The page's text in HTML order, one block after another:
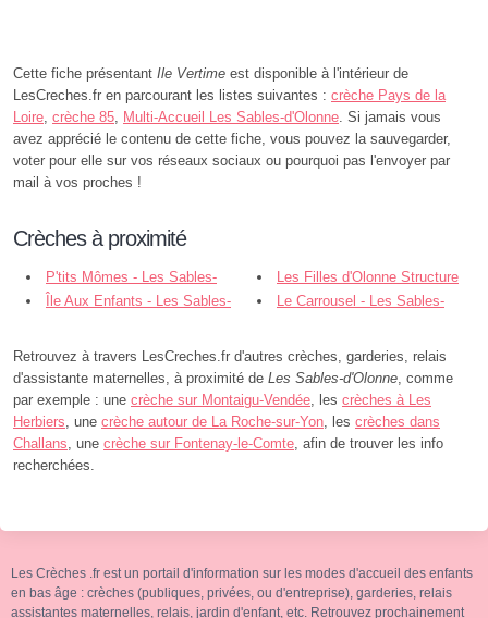
Cette fiche présentant Ile Vertime est disponible à l'intérieur de
LesCreches.fr en parcourant les listes suivantes : crèche Pays de la
Loire, crèche 85, Multi-Accueil Les Sables-d'Olonne. Si jamais vous
avez apprécié le contenu de cette fiche, vous pouvez la sauvegarder,
voter pour elle sur vos réseaux sociaux ou pourquoi pas l'envoyer par
mail à vos proches !
Crèches à proximité
P'tits Mômes - Les Sables-
d'Olonne
Les Filles d'Olonne Structure
Baby Momes - Les Sables-d'Olonne
Île Aux Enfants - Les Sables-
Le Carrousel - Les Sables-
Retrouvez à travers LesCreches.fr d'autres crèches, garderies, relais
d'assistante maternelles, à proximité de Les Sables-d'Olonne, comme
par exemple : une crèche sur Montaigu-Vendée, les crèches à Les
Herbiers, une crèche autour de La Roche-sur-Yon, les crèches dans
Challans, une crèche sur Fontenay-le-Comte, afin de trouver les info
recherchées.
Les Crèches .fr est un portail d'information sur les modes d'accueil des enfants
en bas âge : crèches (publiques, privées, ou d'entreprise), garderies, relais
assistantes maternelles, relais, jardin d'enfant, etc. Retrouvez prochainement